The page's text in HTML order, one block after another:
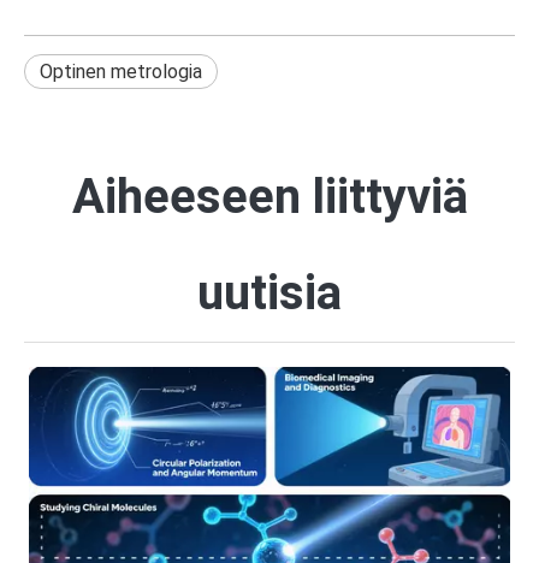
Optinen metrologia
Aiheeseen liittyviä
uutisia